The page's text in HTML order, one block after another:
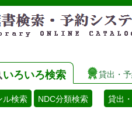
いろいろ検索 貸出・
ル検索 NDC分類検索 貸出